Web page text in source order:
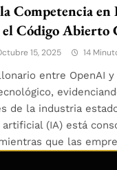
Competencia
Código Abierto
15, 2025 14
entre OpenAI y
de la industria
(IA) está
que las